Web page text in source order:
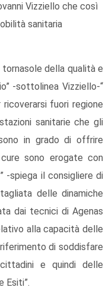
Vizziello che così
sanitaria
della qualità e
-sottolinea Vizziello-“
fuori regione
sanitarie che gli
in grado di offrire
sono erogate con
-spiega il consigliere di
delle dinamiche
dai tecnici di Agenas
alla capacità delle
di soddisfare
e quindi delle
Esiti”.